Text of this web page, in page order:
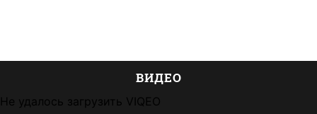
ВИДЕО
Не удалось загрузить VIQEO